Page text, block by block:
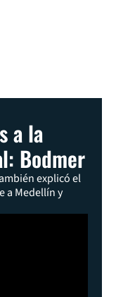
a la
Bodmer
explicó el
a Medellín y